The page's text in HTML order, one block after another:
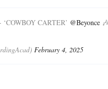
CARTER’ @Beyonce 🎶
February 4, 2025